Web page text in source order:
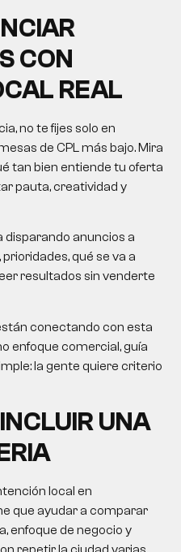
CON
REAL
no te fijes solo en
de CPL más bajo. Mira
tan bien entiende tu oferta
pauta, creatividad y
disparando anuncios a
qué se va a
resultados sin venderte
conectando con esta
enfoque comercial, guía
la gente quiere criterio
UNA
local en
que ayudar a comparar
enfoque de negocio y